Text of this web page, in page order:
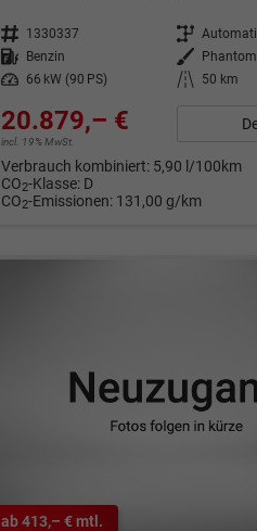
Fahrzeugnr. 1330337 Getriebe
Kraftstoff Benzin Außenfarbe
Leistung
66 kW (90 PS) Kilometerstand 50 km
20.879,– €
incl. 19% MwSt.
Verbrauch kombiniert: 5,90 l/100km
CO2-Klasse: D
CO2-Emissionen: 131,00 g/km
ab 413,– € mtl.